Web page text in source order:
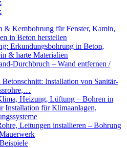
& Kernbohrung für Fenster, Kamin,
in Beton herstellen
Erkundungsbohrung in Beton,
& harte Materialien
Durchbruch – Wand entfernen /
Installation von Sanitär-
Heizung, Lüftung – Bohren in
Installation für Klimaanlagen,
Leitungen installieren – Bohrung